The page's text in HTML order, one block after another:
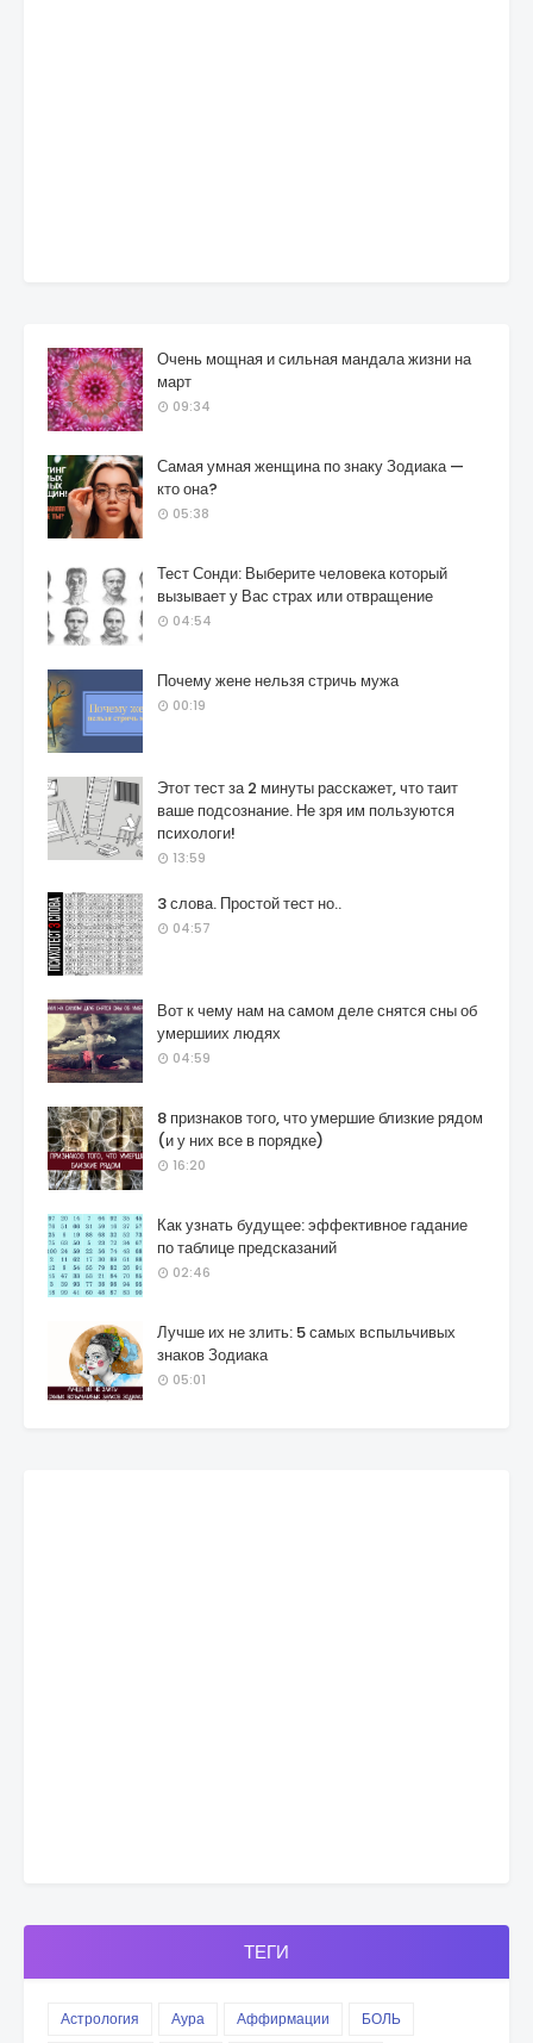
Очень мощная и сильная мандала жизни на
март
09:34
Самая умная женщина по знаку Зодиака —
кто она?
05:38
Тест Сонди: Выберите человека который
вызывает у Вас страх или отвращение
04:54
Почему жене нельзя стричь мужа
00:19
Этот тест за 2 минуты расскажет, что таит
ваше подсознание. Не зря им пользуются
психологи!
13:59
3 слова. Простой тест но..
04:57
Вот к чему нам на самом деле снятся сны об
умершиих людях
04:59
8 признаков того, что умершие близкие рядом
(и у них все в порядке)
16:20
Как узнать будущее: эффективное гадание
по таблице предсказаний
02:46
Лучше их не злить: 5 самых вспыльчивых
знаков Зодиака
05:01
ТЕГИ
Астрология Аура Аффирмации
БОЛЬ